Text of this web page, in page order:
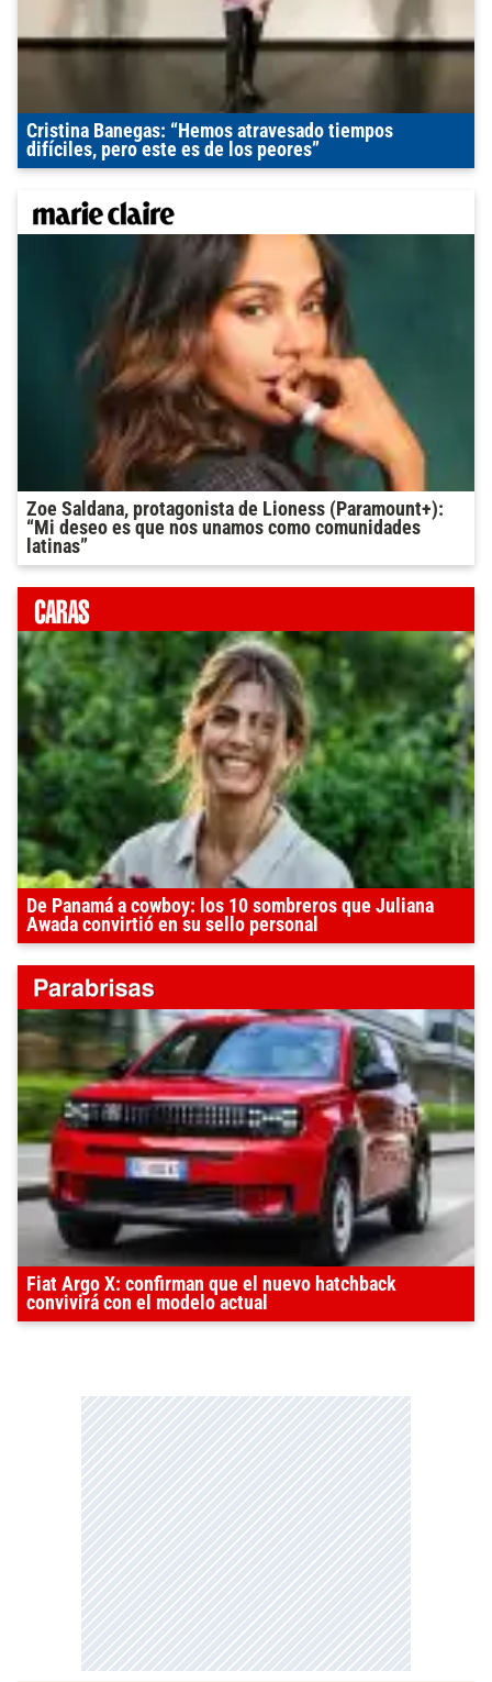
Cristina Banegas: “Hemos atravesado tiempos
difíciles, pero este es de los peores”
Zoe Saldana, protagonista de Lioness (Paramount+):
“Mi deseo es que nos unamos como comunidades
latinas”
De Panamá a cowboy: los 10 sombreros que Juliana
Awada convirtió en su sello personal
Fiat Argo X: confirman que el nuevo hatchback
convivirá con el modelo actual